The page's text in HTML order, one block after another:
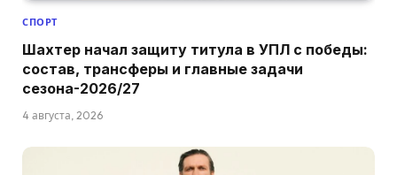
СПОРТ
Шахтер начал защиту титула в УПЛ с победы:
состав, трансферы и главные задачи
сезона-2026/27
4 августа, 2026